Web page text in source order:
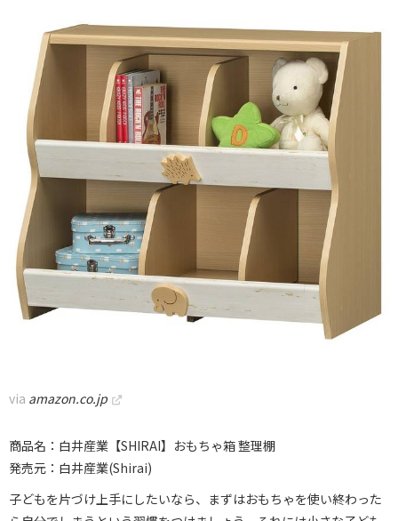
via amazon.co.jp
商品名：白井産業【SHIRAI】おもちゃ箱 整理棚
発売元：白井産業(Shirai)
子どもを片づけ上手にしたいなら、まずはおもちゃを使い終わった